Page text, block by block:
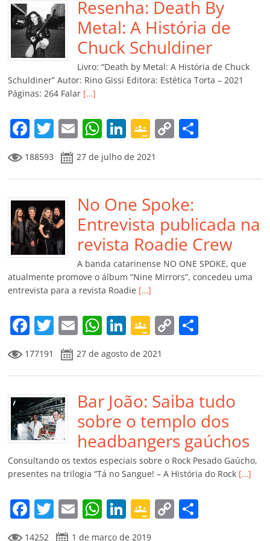
b
o
o
k
A
p
p
dI
n
e
Cl
a
ss
ro
m
Li
n
k
ar
til
h
ar
Resenha: Death By
Metal: A História de
Chuck Schuldiner
Livro: “Death by Metal: A História de Chuck
Schuldiner” Autor: Rino Gissi Editora: Estética Torta – 2021
Páginas: 264 Falar […]
F
a
c
e
b
o
o
k
T
w
itt
er
E
m
ai
l
W
h
at
s
A
p
p
Li
n
k
e
dI
n
G
o
o
gl
e
Cl
a
ss
ro
o
m
C
y
Li
n
k
p
til
h
ar
188593 27 de julho de 2021
No One Spoke:
Entrevista publicada na
revista Roadie Crew
A banda catarinense NO ONE SPOKE, que
atualmente promove o álbum “Nine Mirrors”, concedeu uma
entrevista para a revista Roadie […]
F
a
c
e
b
o
o
k
T
w
itt
er
E
m
ai
l
W
at
s
A
p
p
Li
n
k
e
dI
n
G
o
o
gl
e
Cl
a
ss
ro
o
m
C
y
Li
n
k
p
ar
til
h
ar
177191 27 de agosto de 2021
Bar João: Saiba tudo
sobre o templo dos
headbangers gaúchos
Consultando os textos especiais sobre o Rock Pesado Gaúcho,
presentes na trilogia “Tá no Sangue! – A História do Rock […]
F
a
T
w
E
m
W Li
n
G
o
C
14252 1 de março de 2019